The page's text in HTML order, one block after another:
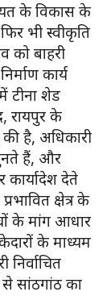
के विकास के
भी स्वीकृति
को बाहरी
कार्य
टीना शेड
रायपुर के
की है, अधिकारी
हैं, और
देते
क्षेत्र के
के मांग आधार
के माध्यम
सांठगांठ का